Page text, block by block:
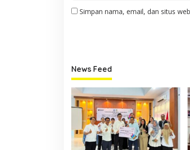
Simpan nama, email, dan situs
News Feed